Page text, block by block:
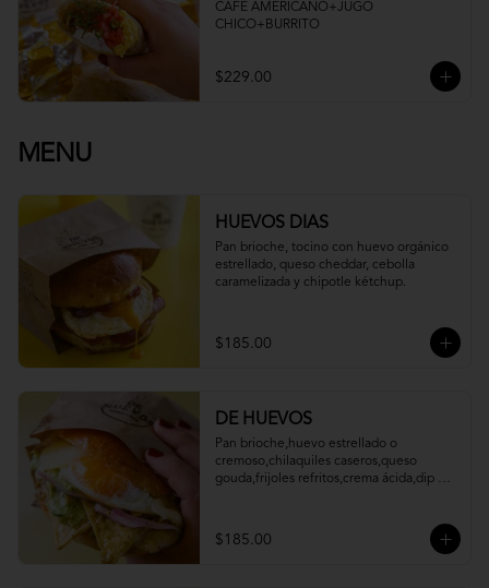
CHICO+BURRITO
CAFE AMERICANO+JUGO
CHICO+BURRITO
$229.00
MENU
HUEVOS DIAS
Pan brioche, tocino con huevo orgánico
estrellado, queso cheddar, cebolla
caramelizada y chipotle kétchup.
$185.00
DE HUEVOS
Pan brioche,huevo estrellado o
cremoso,chilaquiles caseros,queso
gouda,frijoles refritos,crema ácida,dip de
$185.00